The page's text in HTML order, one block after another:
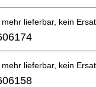
mehr lieferbar, kein
mehr lieferbar, kein